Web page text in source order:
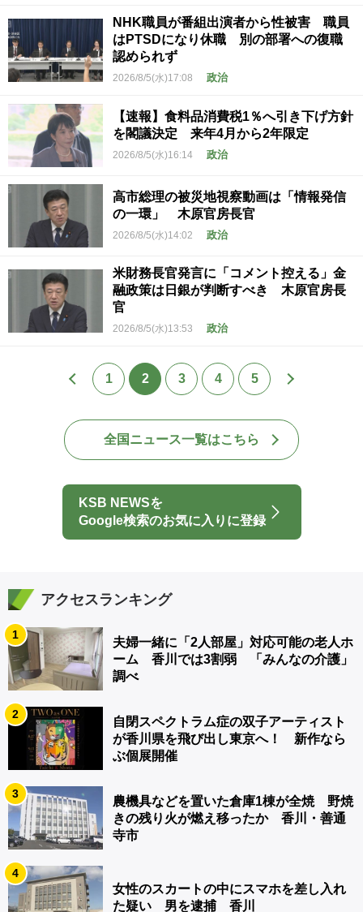
NHK職員が番組出演者から性被害 職員
はPTSDになり休職 別の部署への復職
認められず
2026/8/5(水)17:08 政治
【速報】食料品消費税1％へ引き下げ方針
を閣議決定 来年4月から2年限定
2026/8/5(水)16:14 政治
高市総理の被災地視察動画は「情報発信
の一環」 木原官房長官
2026/8/5(水)14:02 政治
米財務長官発言に「コメント控える」金
融政策は日銀が判断すべき 木原官房長
官
2026/8/5(水)13:53 政治
1 2 3 4 5
全国ニュース一覧はこちら
KSB NEWSを
Google検索のお気に入りに登録
アクセスランキング
1
夫婦一緒に「2人部屋」対応可能の老人ホ
ーム 香川では3割弱 「みんなの介護」
調べ
2
自閉スペクトラム症の双子アーティスト
が香川県を飛び出し東京へ！ 新作なら
ぶ個展開催
3
農機具などを置いた倉庫1棟が全焼 野焼
きの残り火が燃え移ったか 香川・善通
寺市
4
女性のスカートの中にスマホを差し入れ
た疑い 男を逮捕 香川